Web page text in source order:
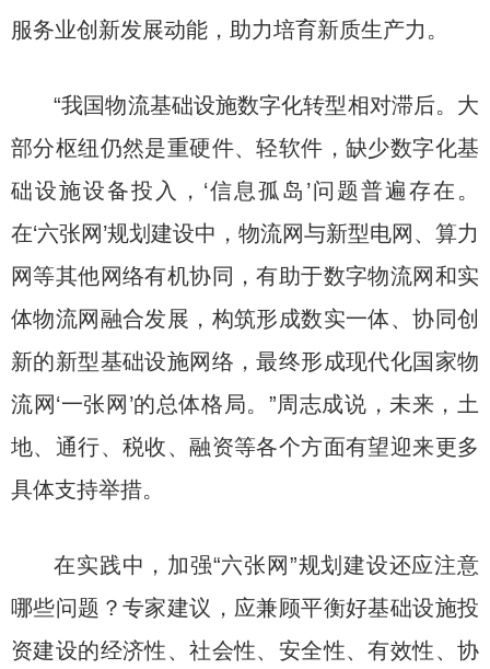
服务业创新发展动能，助力培育新质生产力。
“我国物流基础设施数字化转型相对滞后。大
部分枢纽仍然是重硬件、轻软件，缺少数字化基
础设施设备投入，‘信息孤岛’问题普遍存在。
在‘六张网’规划建设中，物流网与新型电网、算力
网等其他网络有机协同，有助于数字物流网和实
体物流网融合发展，构筑形成数实一体、协同创
新的新型基础设施网络，最终形成现代化国家物
流网‘一张网’的总体格局。”周志成说，未来，土
地、通行、税收、融资等各个方面有望迎来更多
具体支持举措。
在实践中，加强“六张网”规划建设还应注意
哪些问题？专家建议，应兼顾平衡好基础设施投
资建设的经济性、社会性、安全性、有效性、协